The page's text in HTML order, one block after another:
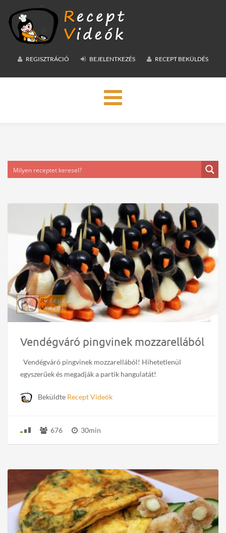
REGISZTRÁCIÓ BEJELENTKEZÉS RECEPT BEKÜLDÉS
Toggle
navigation
Vendégváró pingvinek mozzarellából
Vendégváró pingvinek mozzarellából! Hihetetlenül
egyszerűek és megadják a partik hangulatát!
Beküldte Recept Videók
676 30min